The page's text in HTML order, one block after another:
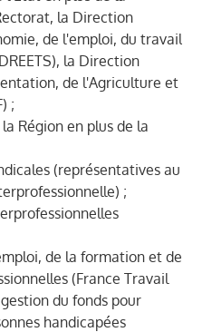
la Direction
de l'emploi, du travail
la Direction
de l'Agriculture et
;
Région en plus de la
(représentatives au
;
de la formation et de
(France Travail
du fonds pour
handicapées